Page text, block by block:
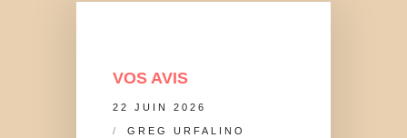
VOS AVIS
22 JUIN 2026
GREG URFALINO